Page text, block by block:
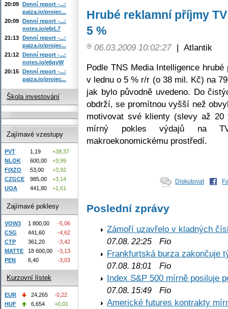
Hrubé reklamní příjmy
5 %
06.03.2009 10:02:27 | Atlantik
Podle TNS Media Intelligence
v lednu o 5 % r/r (o 38 mil. Kč) na
jak bylo původně uvedeno. Do
obdrží, se promítnou vyšší než
motivovat své klienty (slevy až
mírný pokles výdajů na
makroekonomickému prostředí.
Diskutovat
Poslední zprávy
Zámoří uzavřelo v kladných
07.08. 22:25 Fio
Frankfurtská burza zakončuje
07.08. 18:01
Fio
Index S&P 500 mírně posiluje
07.08. 15:49 Fio
Americké futures kontrakty
20:09 Denní report -...:
paiza.io/projec...
20:09 Denní report -...:
notes.io/e6rL7
21:13 Denní report -...:
paiza.io/projec...
21:12 Denní report -...:
notes.io/e6qyW
20:15 Denní report -...:
paiza.io/projec...
Škola investování
Zajímavé vzestupy
PVT 1,19
+38,37
NLOK
600,00
+3,99
FIXZO
53,00
+3,92
CZGCE
985,00
+3,14
UQA
441,80 +1,61
Zajímavé poklesy
VOW3 1 800,00
-5,06
CSG
441,60
-4,62
CTP
361,20
-3,42
MATTE
18 600,00
-3,13
PEN
6,40 -3,03
Kurzovní lístek
EUR 24,265
-0,22
HUF
6,654
+0,01